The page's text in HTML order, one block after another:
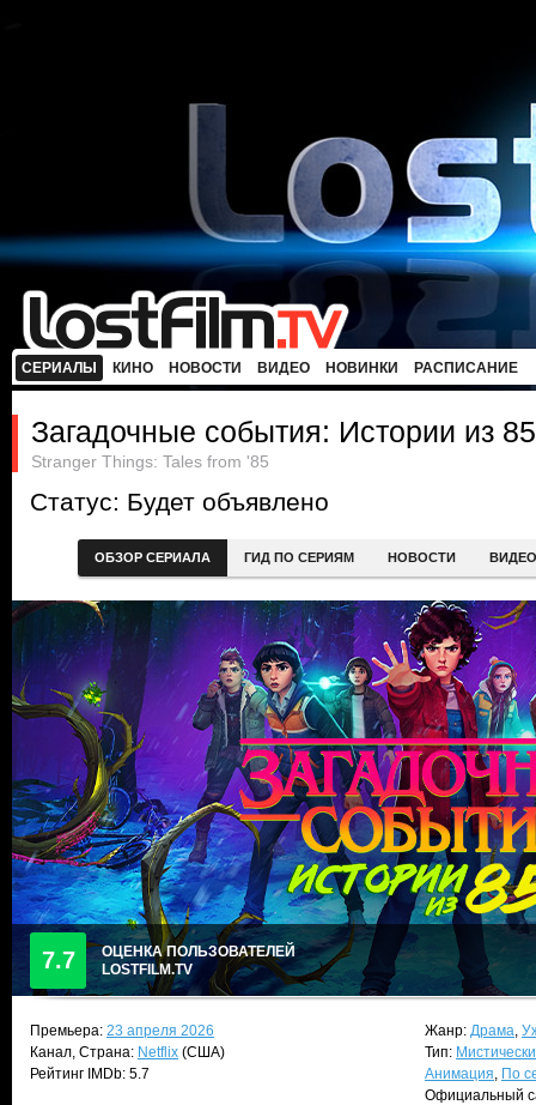
СЕРИАЛЫ КИНО НОВОСТИ ВИДЕО НОВИНКИ РАСПИСАНИЕ
Загадочные события: Истории из
Stranger Things: Tales from '85
Статус: Будет объявлено
ОБЗОР СЕРИАЛА ГИД ПО СЕРИЯМ НОВОСТИ ВИДЕО
7.7
ОЦЕНКА ПОЛЬЗОВАТЕЛЕЙ
LOSTFILM.TV
Премьера: 23 апреля 2026
Канал, Страна: Netflix (США)
Рейтинг IMDb: 5.7
Жанр: Драма,
Тип:
Анимация, По
Официальный